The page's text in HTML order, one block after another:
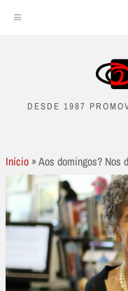
contentDESDE 1987
Início »Aos domingos? Nos